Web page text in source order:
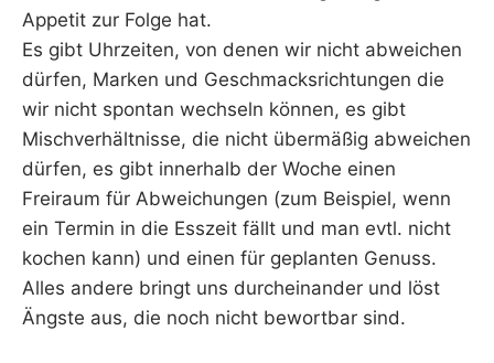
Appetit zur Folge hat.
Es gibt Uhrzeiten, von denen wir nicht abweichen
dürfen, Marken und Geschmacksrichtungen die
wir nicht spontan wechseln können, es gibt
Mischverhältnisse, die nicht übermäßig abweichen
dürfen, es gibt innerhalb der Woche einen
Freiraum für Abweichungen (zum Beispiel, wenn
ein Termin in die Esszeit fällt und man evtl. nicht
kochen kann) und einen für geplanten Genuss.
Alles andere bringt uns durcheinander und löst
Ängste aus, die noch nicht bewortbar sind.